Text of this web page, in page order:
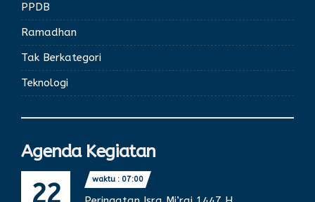
PPDB
Ramadhan
Tak Berkategori
Teknologi
Agenda Kegiatan
22 waktu : 07:00